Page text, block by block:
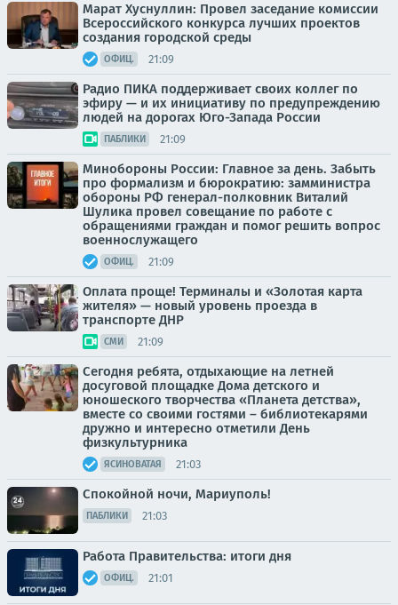
Марат Хуснуллин: Провел заседание комиссии
Всероссийского конкурса лучших проектов
создания городской среды
ОФИЦ. 21:09
Радио ПИКА поддерживает своих коллег по
эфиру — и их инициативу по предупреждению
людей на дорогах Юго-Запада России
ПАБЛИКИ 21:09
Минобороны России: Главное за день. Забыть
про формализм и бюрократию: замминистра
обороны РФ генерал-полковник Виталий
Шулика провел совещание по работе с
обращениями граждан и помог решить вопрос
военнослужащего
ОФИЦ. 21:09
Оплата проще! Терминалы и «Золотая карта
жителя» — новый уровень проезда в
транспорте ДНР
СМИ 21:09
Сегодня ребята, отдыхающие на летней
досуговой площадке Дома детского и
юношеского творчества «Планета детства»,
вместе со своими гостями – библиотекарями
дружно и интересно отметили День
физкультурника
ЯСИНОВАТАЯ 21:03
Спокойной ночи, Мариуполь!
ПАБЛИКИ 21:03
Работа Правительства: итоги дня
ОФИЦ. 21:01